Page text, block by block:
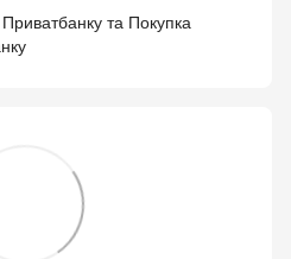
та Покупка